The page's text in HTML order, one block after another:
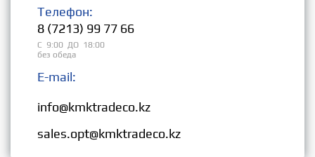
Телефон:
8 (7213) 99 77 66
С 9:00 ДО 18:00
без обеда
E-mail:
info@kmktradeco.kz
sales.opt@kmktradeco.kz